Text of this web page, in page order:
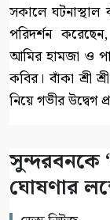
সকালে ঘটনাস্থাল
পরিদর্শন
আমির হামজা ও
কবির। বাঁকা শ্রী
নিয়ে গভীর উদ্বেগ
সুন্দরবনকে
ঘোষণার